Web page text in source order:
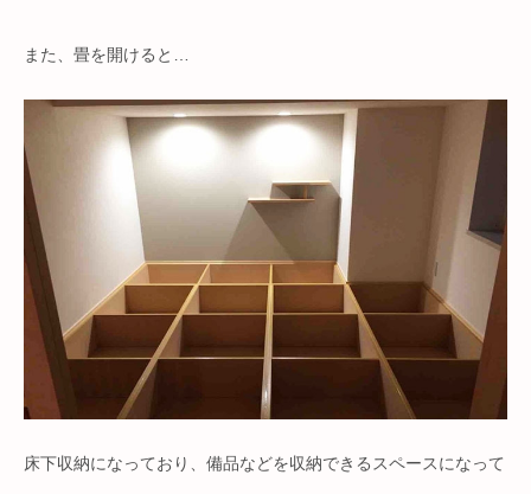
また、畳を開けると…
床下収納になっており、備品などを収納できるスペースになって